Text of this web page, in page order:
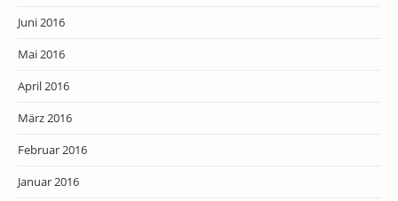
Juni 2016
Mai 2016
April 2016
März 2016
Februar 2016
Januar 2016